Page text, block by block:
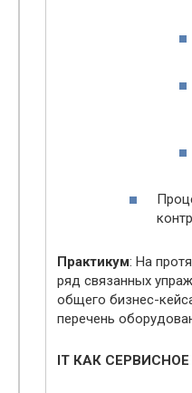
Практикум: На
ряд связанных
общего бизнес-
перечень
IT КАК